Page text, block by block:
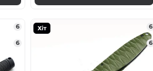
6
6
Хіт 6
6